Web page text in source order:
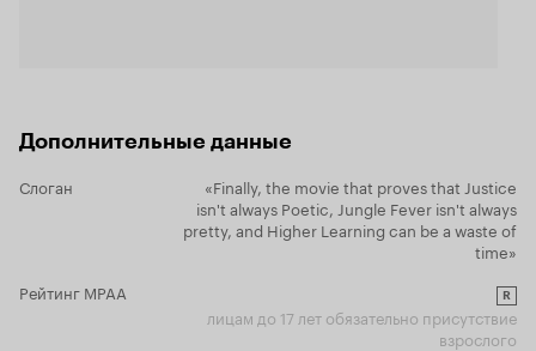
Дополнительные данные
Слоган
«Finally, the movie that proves that Justice
isn't always Poetic, Jungle Fever isn't always
pretty, and Higher Learning can be a waste of
time»
Рейтинг MPAA
R
лицам до 17 лет обязательно присутствие
взрослого